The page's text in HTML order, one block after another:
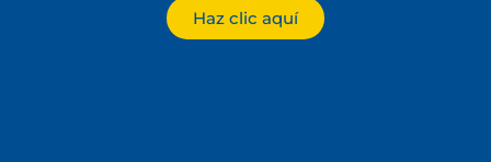
Haz clic aquí